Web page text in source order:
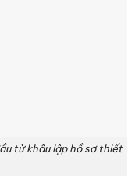
từ khâu lập hồ sơ thiết